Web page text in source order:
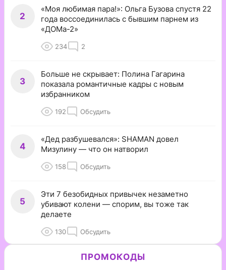
2
«Моя любимая пара!»: Ольга Бузова спустя 22
года воссоединилась с бывшим парнем из
«ДОМа-2»
234 2
3
Больше не скрывает: Полина Гагарина
показала романтичные кадры с новым
избранником
192 Обсудить
4
«Дед разбушевался»: SHAMAN довел
Мизулину — что он натворил
158 Обсудить
5
Эти 7 безобидных привычек незаметно
убивают колени — спорим, вы тоже так
делаете
130 Обсудить
ПРОМОКОДЫ